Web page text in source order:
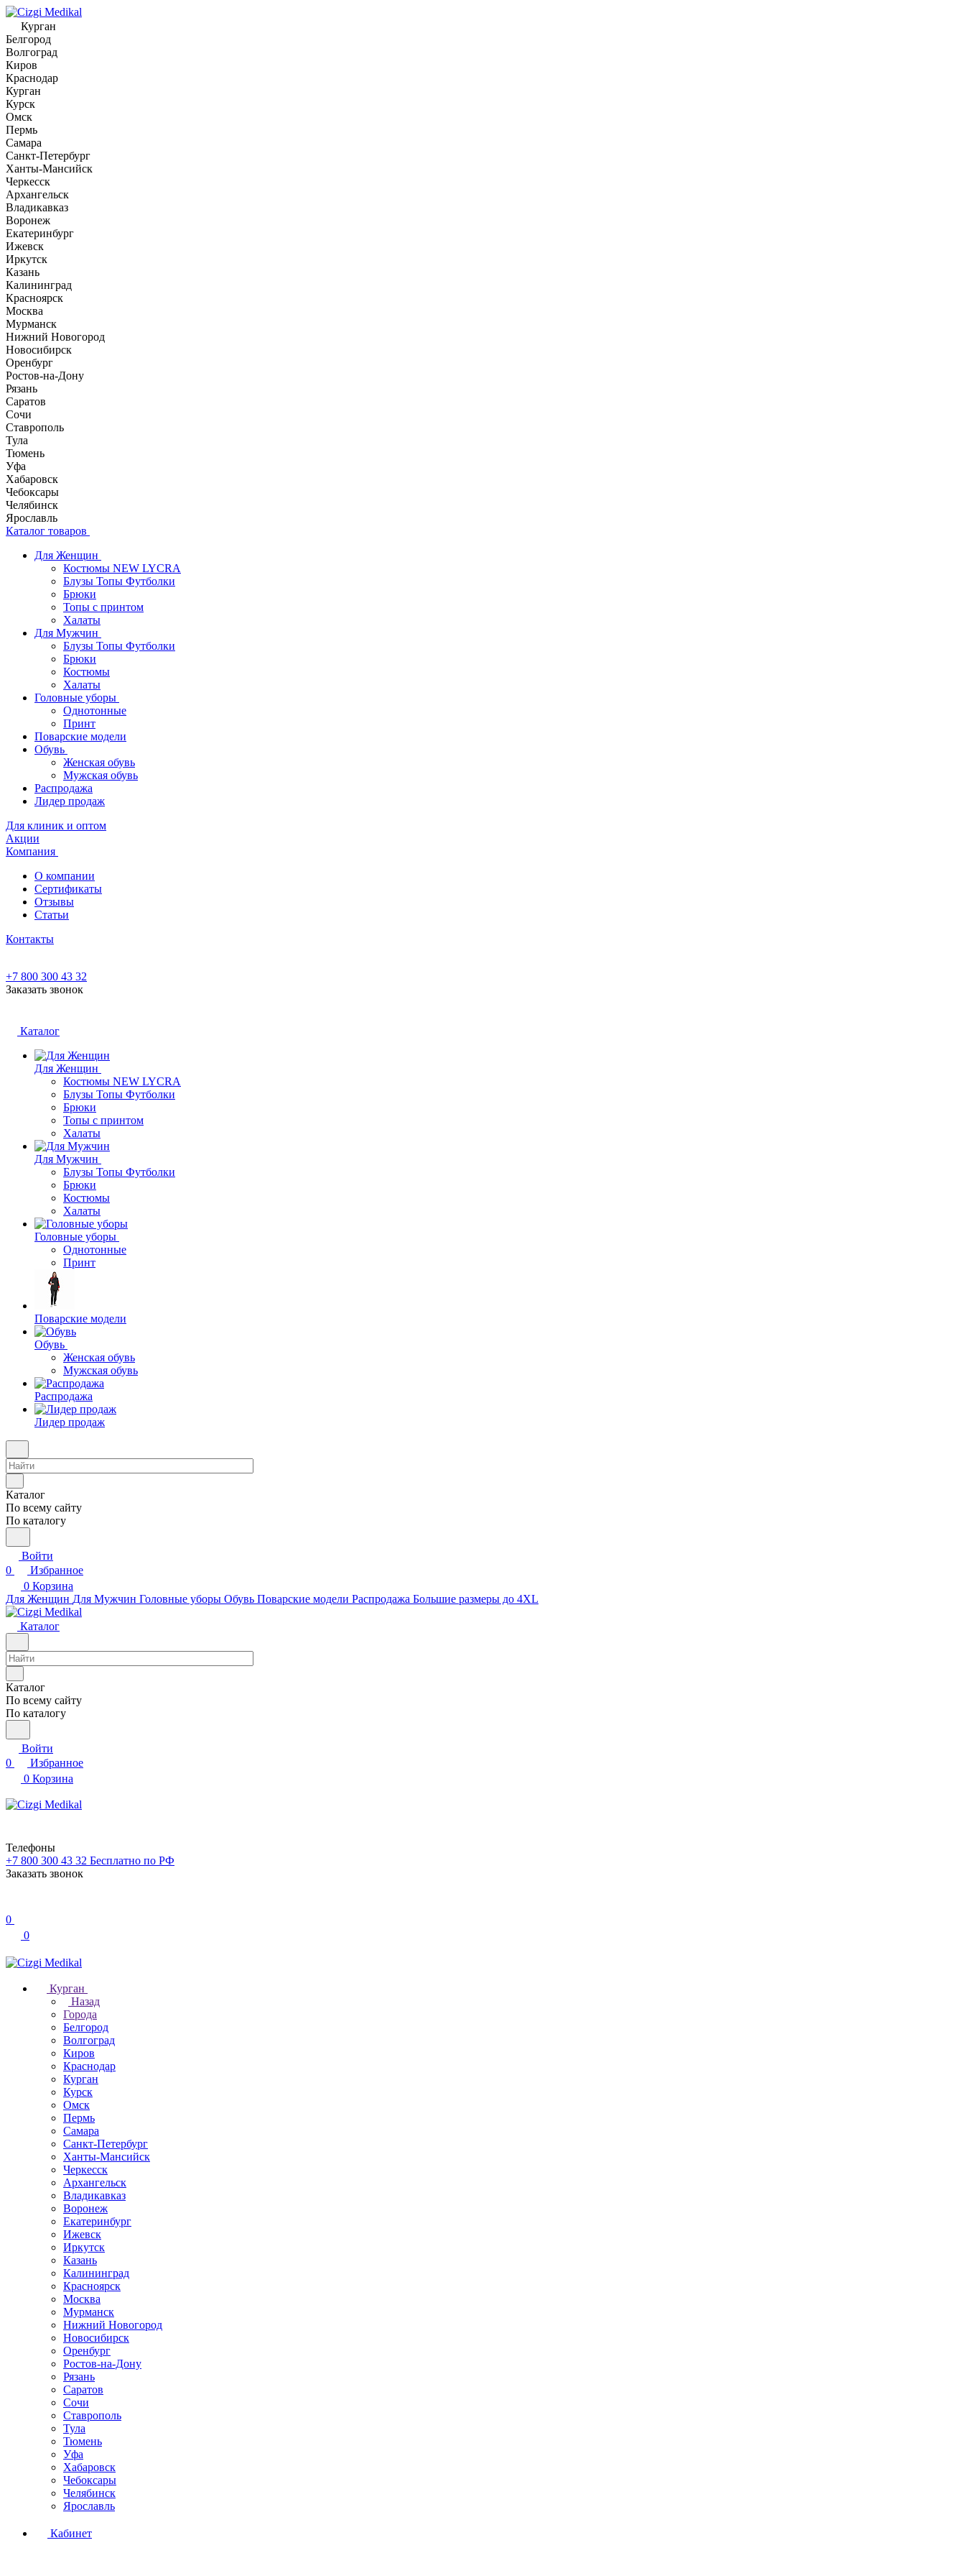
Курган
Белгород
Волгоград
Киров
Краснодар
Курган
Курск
Омск
Пермь
Самара
Санкт-Петербург
Ханты-Мансийск
Черкесск
Архангельск
Владикавказ
Воронеж
Екатеринбург
Ижевск
Иркутск
Казань
Калининград
Красноярск
Москва
Мурманск
Нижний Новогород
Новосибирск
Оренбург
Ростов-на-Дону
Рязань
Саратов
Сочи
Ставрополь
Тула
Тюмень
Уфа
Хабаровск
Чебоксары
Челябинск
Ярославль
Каталог товаров
Для Женщин
Костюмы NEW LYCRA
Блузы Топы Футболки
Брюки
Топы с принтом
Халаты
Для Мужчин
Блузы Топы Футболки
Брюки
Костюмы
Халаты
Головные уборы
Однотонные
Принт
Поварские модели
Обувь
Женская обувь
Мужская обувь
Распродажа
Лидер продаж
Для клиник и оптом
Акции
Компания
О компании
Сертификаты
Отзывы
Статьи
Контакты
+7 800 300 43 32
Заказать звонок
Каталог
Для Женщин
Костюмы NEW LYCRA
Блузы Топы Футболки
Брюки
Топы с принтом
Халаты
Для Мужчин
Блузы Топы Футболки
Брюки
Костюмы
Халаты
Головные уборы
Однотонные
Принт
Поварские модели
Обувь
Женская обувь
Мужская обувь
Распродажа
Лидер продаж
Каталог
По всему сайту
По каталогу
Войти
0
Избранное
0 Корзина
Для Женщин Для Мужчин Головные уборы Обувь Поварские модели Распродажа Большие размеры до 4XL
Каталог
Каталог
По всему сайту
По каталогу
Войти
0
Избранное
0 Корзина
Телефоны
+7 800 300 43 32 Бесплатно по РФ
Заказать звонок
0
0
Курган
Назад
Города
Белгород
Волгоград
Киров
Краснодар
Курган
Курск
Омск
Пермь
Самара
Санкт-Петербург
Ханты-Мансийск
Черкесск
Архангельск
Владикавказ
Воронеж
Екатеринбург
Ижевск
Иркутск
Казань
Калининград
Красноярск
Москва
Мурманск
Нижний Новогород
Новосибирск
Оренбург
Ростов-на-Дону
Рязань
Саратов
Сочи
Ставрополь
Тула
Тюмень
Уфа
Хабаровск
Чебоксары
Челябинск
Ярославль
Кабинет